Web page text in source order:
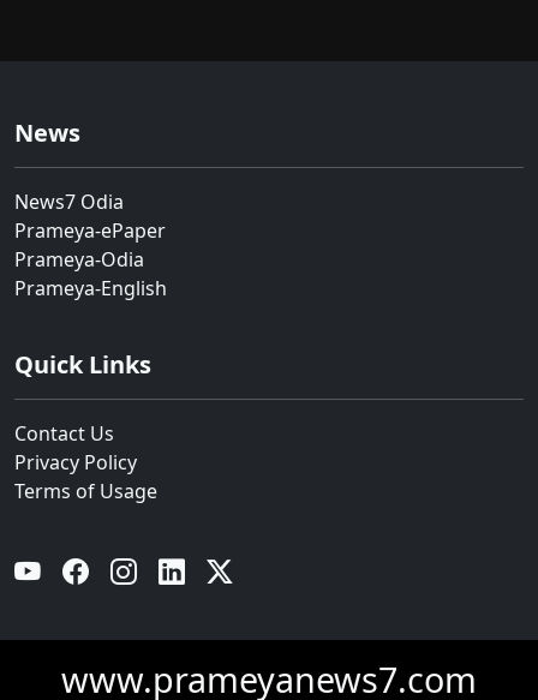
News
News7 Odia
Prameya-ePaper
Prameya-Odia
Prameya-English
Quick Links
Contact Us
Privacy Policy
Terms of Usage
YouTube Facebook Instagram Linkedin
www.prameyanews7.com